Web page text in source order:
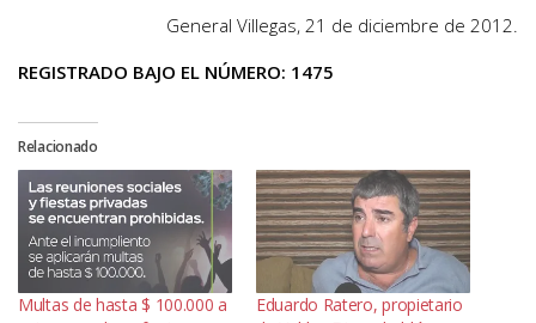
General Villegas, 21 de diciembre de 2012.
REGISTRADO BAJO EL NÚMERO: 1475
Relacionado
Multas de hasta $ 100.000 a
Eduardo Ratero, propietario